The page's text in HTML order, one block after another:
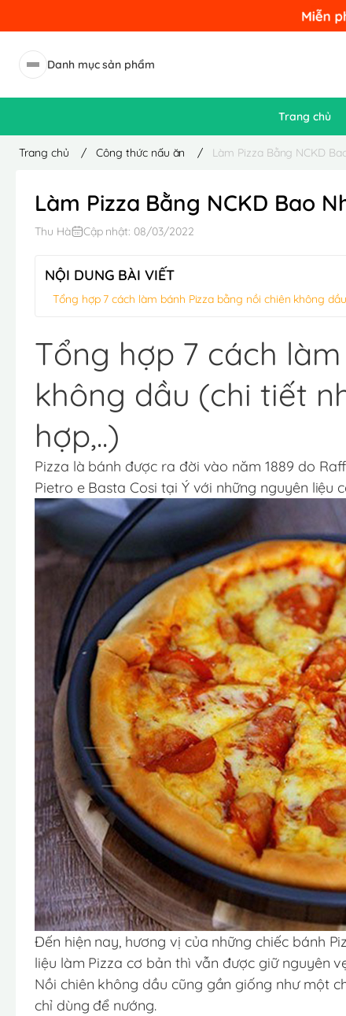
Danh mục sản phẩm
Trang chủ
Trang chủ / Công thức nấu ăn / Làm Pizza Bằng NCKD
Làm Pizza Bằng NCKD Bao
Thu Hà Cập nhật: 08/03/2022
NỘI DUNG BÀI VIẾT
Tổng hợp 7 cách làm bánh Pizza bằng nồi chiên không
Tổng hợp 7 cách
không dầu (chi tiết
hợp,..)
Pizza là bánh được ra đời vào năm 1889 do
Pietro e Basta Cosi tại Ý với những nguyên liệu
Đến hiện nay, hương vị của những chiếc bánh
liệu làm Pizza cơ bản thì vẫn được giữ nguyên
Nồi chiên không dầu cũng gần giống như một
chỉ dùng để nướng.